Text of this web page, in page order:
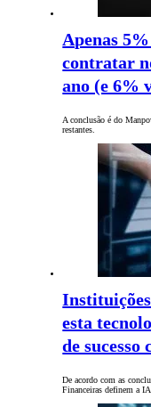
Apenas
contratar
ano (e 6%
A conclusão é do
restantes.
esta
de
De acordo com as
Financeiras definem a